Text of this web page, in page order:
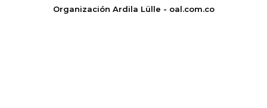
Organización Ardila Lülle - oal.com.co